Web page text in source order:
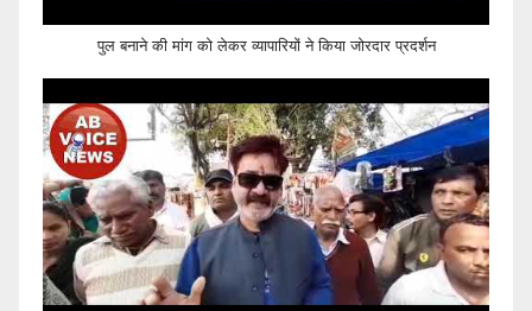
पुल बनाने की मांग को लेकर व्यापारियों ने किया जोरदार प्रदर्शन